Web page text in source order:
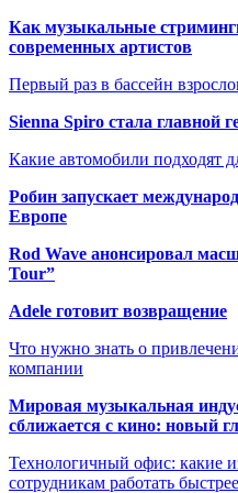
Как музыкальные
современных артистов
Первый раз в бассейн
Sienna Spiro стала главной
Какие автомобили подходят
Робин запускает
Европе
Rod Wave анонсировал
Tour”
Adele готовит возвращение
Что нужно знать о
компании
Мировая музыкальная
сближается с кино: новый
Технологичный офис: какие
сотрудникам работать